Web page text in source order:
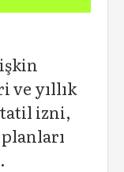
ve yıllık
izni,